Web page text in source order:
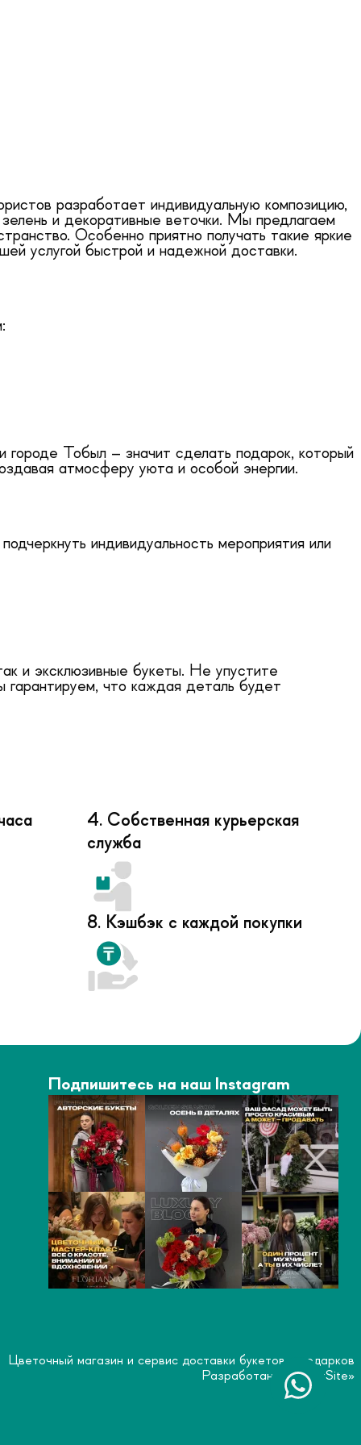
разработает индивидуальную композицию,
и декоративные веточки. Мы предлагаем
Особенно приятно получать такие яркие
услугой быстрой и надежной доставки.
Тобыл – значит сделать подарок, который
атмосферу уюта и особой энергии.
индивидуальность мероприятия или
и эксклюзивные букеты. Не упустите
что каждая деталь будет
4. Собственная курьерская
служба
8. Кэшбэк с каждой покупки
Подпишитесь на наш Instagram
Цветочный магазин и сервис доставки букетов и подарков
Разработано «SmartSite»